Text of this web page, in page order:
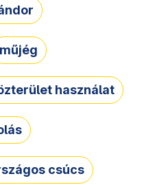
műjég
használat
csúcs